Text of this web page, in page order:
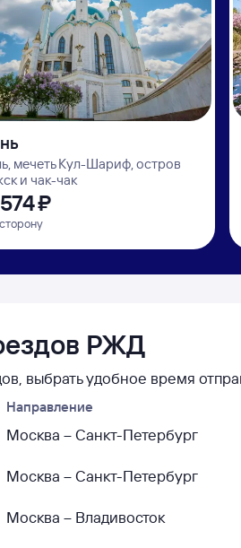
РЖД
выбрать удобное время
Направление
Москва – Санкт-Петербург
Москва – Санкт-Петербург
Москва – Владивосток
мечеть Кул-Шариф, остров
и чак-чак
⁠₽